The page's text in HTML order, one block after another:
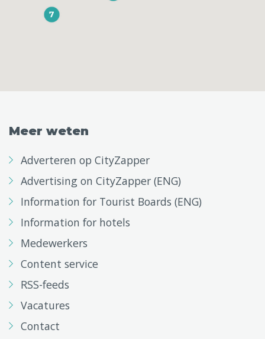
Meer weten
Adverteren op CityZapper
Advertising on CityZapper (ENG)
Information for Tourist Boards (ENG)
Information for hotels
Medewerkers
Content service
RSS-feeds
Vacatures
Contact